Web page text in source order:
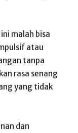
malah bisa
atau
tanpa
rasa senang
yang tidak
dan